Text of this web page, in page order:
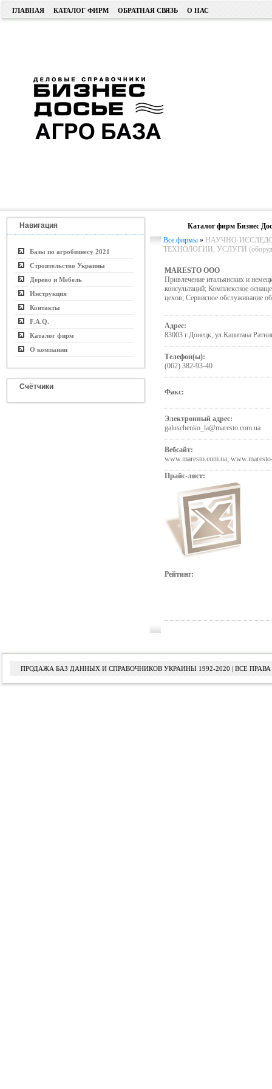
ГЛАВНАЯ КАТАЛОГ ФИРМ ОБРАТНАЯ СВЯЗЬ О НАС
Навигация
Базы по агробизнесу 2021
Строительство Украины
Дерево и Мебель
Инструкция
Контакты
F.A.Q.
Каталог фирм
О компании
Счётчики
Каталог фирм Бизнес
Все фирмы » НАУЧНО-
ТЕХНОЛОГИИ, УСЛУГИ
MARESTO ООО
Привлечение итальянских и
консультаций; Комплексное
цехов; Сервисное обслуживание
Адрес:
83003 г.Донецк, ул.Капитана
Телефон(ы):
(062) 382-93-40
Факс:
Электронный адрес:
galuschenko_la@maresto.com.ua
Вебсайт:
www.maresto.com.ua;
Прайс-лист:
Рейтинг:
ПРОДАЖА БАЗ ДАННЫХ И СПРАВОЧНИКОВ УКРАИНЫ 1992-2020 | ВСЕ